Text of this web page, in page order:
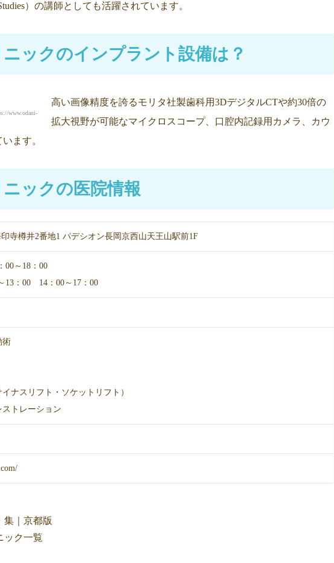
）の講師としても活躍されています。
ックのインプラント設備は？
www.odani-
高い画像精度を誇るモリタ社製歯科用3DデジタルCTや約30倍の
拡大視野が可能なマイクロスコープ、口腔内記録用カメラ、カウ
ます。
ックの医院情報
寺樽井2番地1 パデシオン長岡京西山天王山駅前1F
00～18：00
13：00 14：00～17：00
術
ナスリフト・ソケットリフト）
トレーション
集｜京都版
ック一覧